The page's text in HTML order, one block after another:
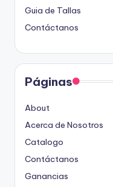
Guia de Tallas
Contáctanos
Páginas
About
Acerca de Nosotros
Catalogo
Contáctanos
Ganancias